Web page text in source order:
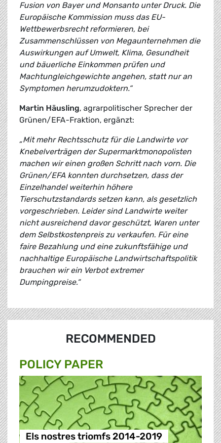
Fusion von Bayer und Monsanto unter Druck. Die
Europäische Kommission muss das EU-
Wettbewerbsrecht reformieren, bei
Zusammenschlüssen von Megaunternehmen die
Auswirkungen auf Umwelt, Klima, Gesundheit
und bäuerliche Einkommen prüfen und
Machtungleichgewichte angehen, statt nur an
Symptomen herumzudoktern.“
Martin Häusling, agrarpolitischer Sprecher der
Grünen/EFA-Fraktion, ergänzt:
„Mit mehr Rechtsschutz für die Landwirte vor
Knebelverträgen der Supermarktmonopolisten
machen wir einen großen Schritt nach vorn. Die
Grünen/EFA konnten durchsetzen, dass der
Einzelhandel weiterhin höhere
Tierschutzstandards setzen kann, als gesetzlich
vorgeschrieben. Leider sind Landwirte weiter
nicht ausreichend davor geschützt, Waren unter
dem Selbstkostenpreis zu verkaufen. Für eine
faire Bezahlung und eine zukunftsfähige und
nachhaltige Europäische Landwirtschaftspolitik
brauchen wir ein Verbot extremer
Dumpingpreise.“
RECOMMENDED
POLICY PAPER
Els nostres triomfs 2014-2019